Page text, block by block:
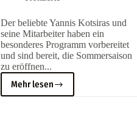
Der beliebte Yannis Kotsiras und
seine Mitarbeiter haben ein
besonderes Programm vorbereitet
und sind bereit, die Sommersaison
zu eröffnen...
Mehr lesen
Yannis
Kotsiras